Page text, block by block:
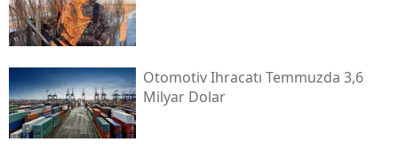
Otomotiv Ihracatı Temmuzda 3,6
Milyar Dolar